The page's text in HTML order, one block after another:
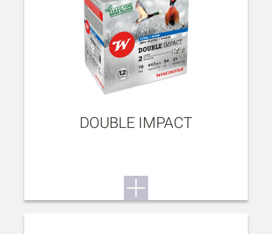
DOUBLE IMPACT